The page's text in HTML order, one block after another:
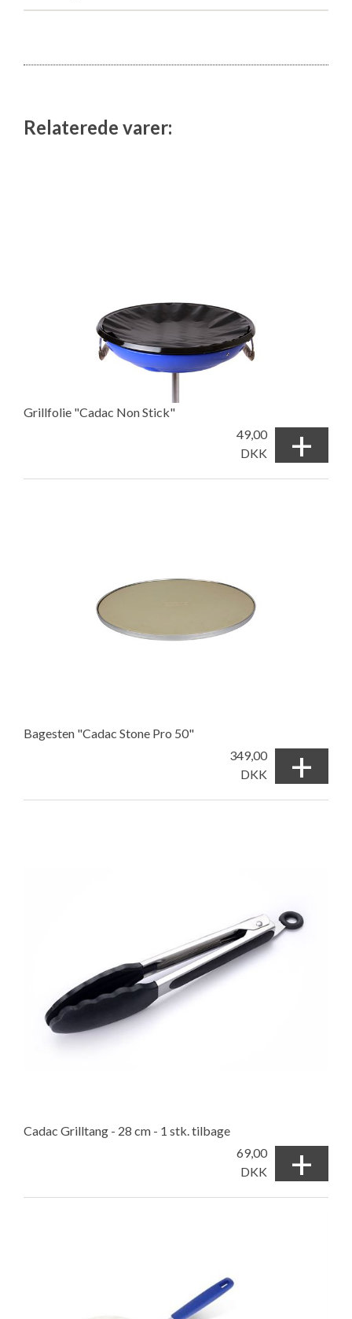
Relaterede varer:
Grillfolie "Cadac Non Stick"
49,00
DKK
+
Bagesten "Cadac Stone Pro 50"
349,00
DKK
+
Cadac Grilltang - 28 cm - 1 stk. tilbage
69,00
DKK
+